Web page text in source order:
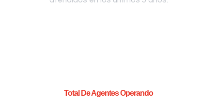
Total De Agentes Operando